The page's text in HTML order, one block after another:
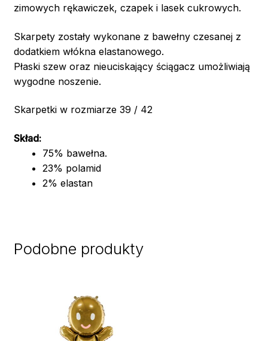
zimowych rękawiczek, czapek i lasek cukrowych.
Skarpety zostały wykonane z bawełny czesanej z
dodatkiem włókna elastanowego.
Płaski szew oraz nieuciskający ściągacz umożliwiają
wygodne noszenie.
Skarpetki w rozmiarze 39 / 42
Skład:
75% bawełna.
23% polamid
2% elastan
Podobne produkty